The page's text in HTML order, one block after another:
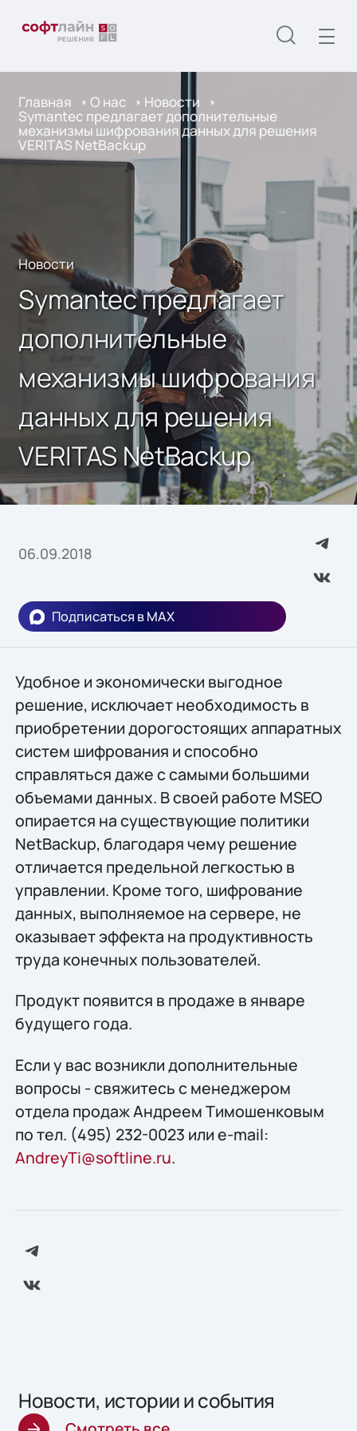
Главная О нас Новости
Symantec предлагает дополнительные
механизмы шифрования данных для решения
VERITAS NetBackup
Новости
Symantec предлагает
дополнительные
механизмы шифрования
данных для решения
VERITAS NetBackup
06.09.2018
Подписаться в MAX
Удобное и экономически выгодное
решение, исключает необходимость в
приобретении дорогостоящих аппаратных
систем шифрования и способно
справляться даже с самыми большими
объемами данных. В своей работе MSEO
опирается на существующие политики
NetBackup, благодаря чему решение
отличается предельной легкостью в
управлении. Кроме того, шифрование
данных, выполняемое на сервере, не
оказывает эффекта на продуктивность
труда конечных пользователей.
Продукт появится в продаже в январе
будущего года.
Если у вас возникли дополнительные
вопросы - свяжитесь с менеджером
отдела продаж Андреем Тимошенковым
по тел. (495) 232-0023 или e-mail:
AndreyTi@softline.ru.
Новости, истории и события